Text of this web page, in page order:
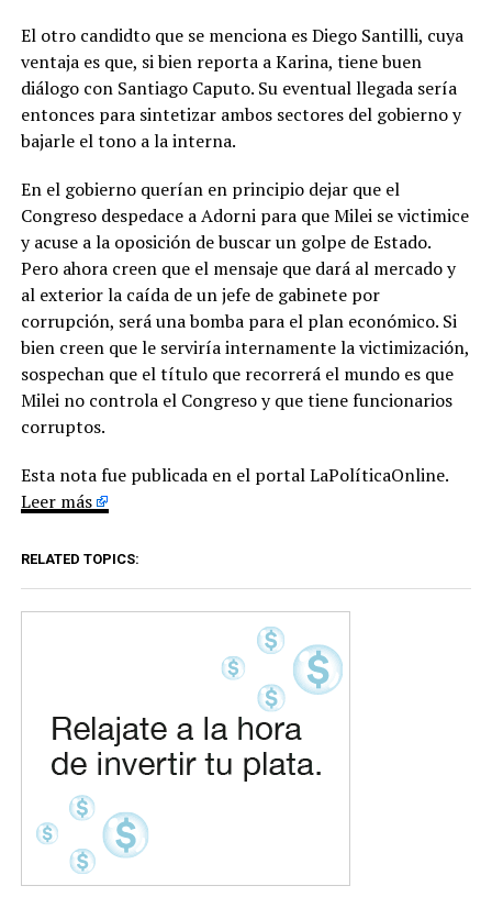
El otro candidto que se menciona es Diego Santilli, cuya
ventaja es que, si bien reporta a Karina, tiene buen
diálogo con Santiago Caputo. Su eventual llegada sería
entonces para sintetizar ambos sectores del gobierno y
bajarle el tono a la interna.
En el gobierno querían en principio dejar que el
Congreso despedace a Adorni para que Milei se victimice
y acuse a la oposición de buscar un golpe de Estado.
Pero ahora creen que el mensaje que dará al mercado y
al exterior la caída de un jefe de gabinete por
corrupción, será una bomba para el plan económico. Si
bien creen que le serviría internamente la victimización,
sospechan que el título que recorrerá el mundo es que
Milei no controla el Congreso y que tiene funcionarios
corruptos.
Esta nota fue publicada en el portal LaPolíticaOnline.
Leer más
RELATED TOPICS: